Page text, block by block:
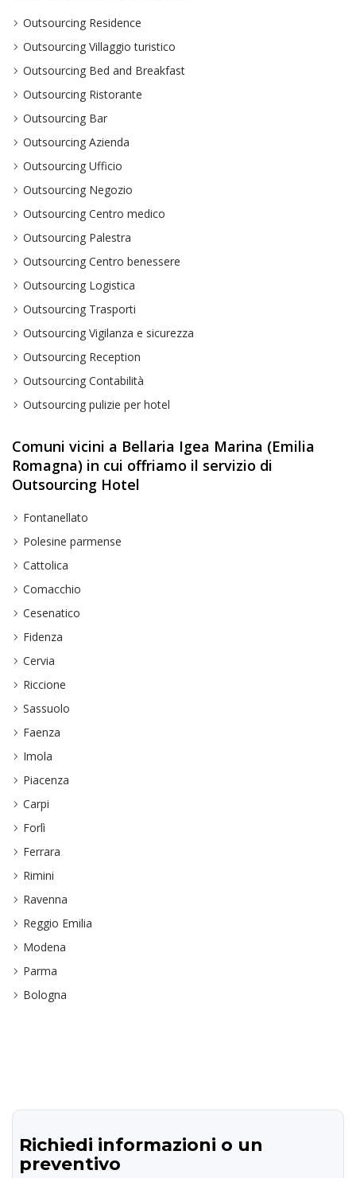
Outsourcing Residence
Outsourcing Villaggio turistico
Outsourcing Bed and Breakfast
Outsourcing Ristorante
Outsourcing Bar
Outsourcing Azienda
Outsourcing Ufficio
Outsourcing Negozio
Outsourcing Centro medico
Outsourcing Palestra
Outsourcing Centro benessere
Outsourcing Logistica
Outsourcing Trasporti
Outsourcing Vigilanza e sicurezza
Outsourcing Reception
Outsourcing Contabilità
Outsourcing pulizie per hotel
Comuni vicini a Bellaria Igea Marina (Emilia
Romagna) in cui offriamo il servizio di
Outsourcing Hotel
Fontanellato
Polesine parmense
Cattolica
Comacchio
Cesenatico
Fidenza
Cervia
Riccione
Sassuolo
Faenza
Imola
Piacenza
Carpi
Forlì
Ferrara
Rimini
Ravenna
Reggio Emilia
Modena
Parma
Bologna
Richiedi informazioni o un
preventivo